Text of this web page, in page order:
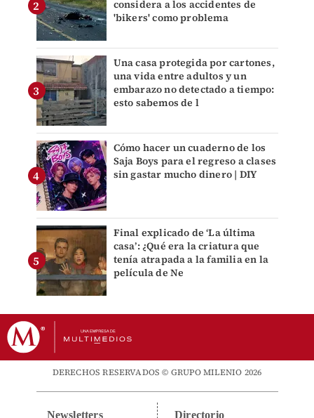
considera a los accidentes de
'bikers' como problema
Una casa protegida por cartones,
una vida entre adultos y un
embarazo no detectado a tiempo:
esto sabemos de l
Cómo hacer un cuaderno de los
Saja Boys para el regreso a clases
sin gastar mucho dinero | DIY
Final explicado de ‘La última
casa’: ¿Qué era la criatura que
tenía atrapada a la familia en la
película de Ne
DERECHOS RESERVADOS © GRUPO MILENIO 2026
Newsletters Directorio